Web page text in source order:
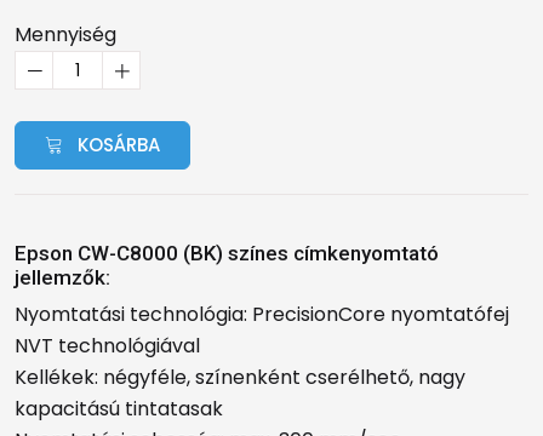
Mennyiség
KOSÁRBA
Epson CW-C8000 (BK) színes címkenyomtató
jellemzők:
Nyomtatási technológia: PrecisionCore nyomtatófej
NVT technológiával
Kellékek: négyféle, színenként cserélhető, nagy
kapacitású tintatasak